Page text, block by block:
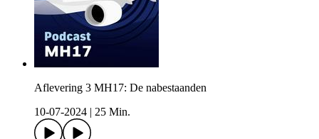
Aflevering 3 MH17: De nabestaanden
10-07-2024
25 Min.